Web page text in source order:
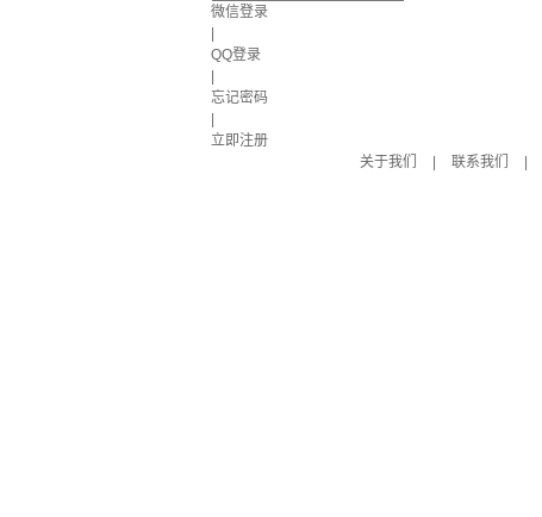
微信登录
QQ登录
忘记密码
立即注册
关于我们
联系我们